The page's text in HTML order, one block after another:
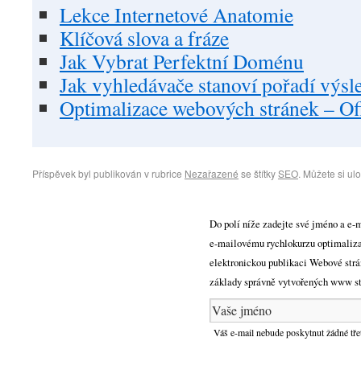
Lekce Internetové Anatomie
Klíčová slova a fráze
Jak Vybrat Perfektní Doménu
Jak vyhledávače stanoví pořadí
Optimalizace webových stránek –
Příspěvek byl publikován v rubrice Nezařazené se štítkySEO. Můžete si
Do polí níže zadejte své jméno a
e-mailovému rychlokurzu
elektronickou publikaci Webové
základy správně vytvořených www
Váš e-mail nebude poskytnut žádné